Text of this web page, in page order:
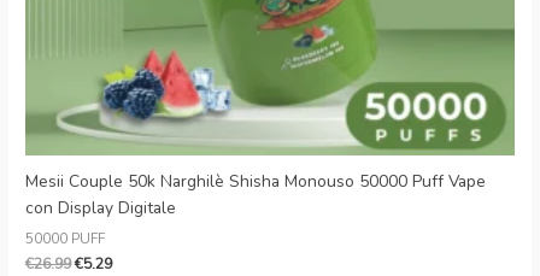
Mesii Couple 50k Narghilè Shisha Monouso 50000 Puff Vape
con Display Digitale
50000 PUFF
€26.99€5.29